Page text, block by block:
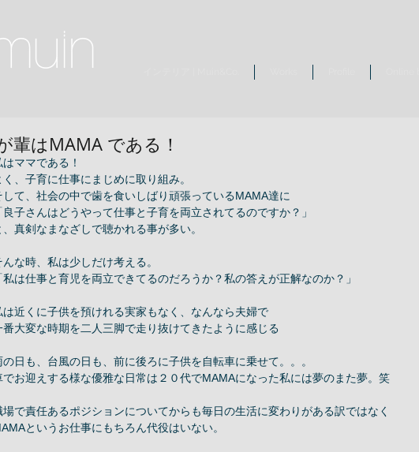
輩はMAMA である！
はママである！
く、子育に仕事にまじめに取り組み。
して、社会の中で歯を食いしばり頑張っているMAMA達に
良子さんはどうやって仕事と子育を両立されてるのですか？」
、真剣なまなざしで聴かれる事が多い。
んな時、私は少しだけ考える。
私は仕事と育児を両立できてるのだろうか？私の答えが正解なのか？」
は近くに子供を預けれる実家もなく、なんなら夫婦で
番大変な時期を二人三脚で走り抜けてきたように感じる
の日も、台風の日も、前に後ろに子供を自転車に乗せて。。。
でお迎えする様な優雅な日常は２０代でMAMAになった私には夢のまた夢。笑
場で責任あるポジションについてからも毎日の生活に変わりがある訳ではなく
というお仕事にもちろん代役はいない。